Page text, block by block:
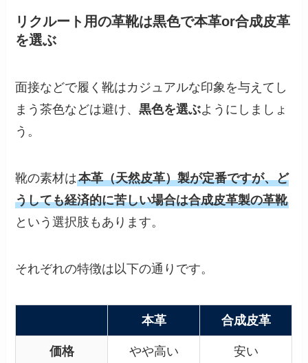
リクルート用の革靴は黒色で本革or合成皮革
を選ぶ
面接などで履く靴はカジュアルな印象を与えてし
まう茶色などは避け、黒色を選ぶようにしましょ
う。
靴の素材は本革（天然皮革）製が定番ですが、ど
うしても経済的に苦しい場合は合成皮革製の革靴
という選択肢もあります。
それぞれの特徴は以下の通りです。
本革 合成皮革
価格 やや高い 安い